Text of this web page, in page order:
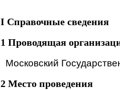
I Справочные сведения
1 Проводящая
Московский
2 Место проведения